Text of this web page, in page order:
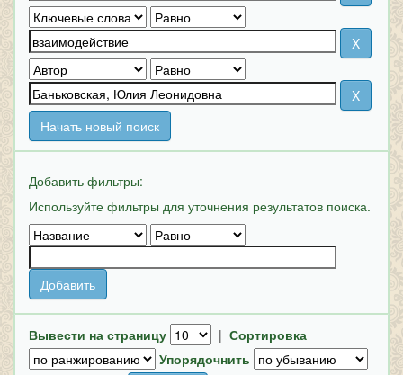
Начать новый поиск
Добавить фильтры:
Используйте фильтры для уточнения результатов поиска.
Вывести на страницу | Сортировка
Упорядочнить